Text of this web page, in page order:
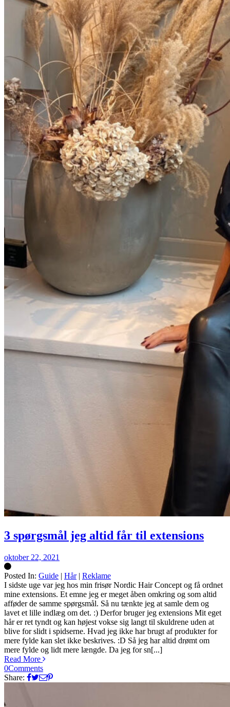
3 spørgsmål jeg altid får til extensions
oktober 22, 2021
Posted In: Guide | Hår| Reklame
Silke
I sidste uge var jeg hos min frisør Nordic Hair Concept og få ordnet
mine extensions. Et emne jeg er meget åben omkring og som altid
afføder de samme spørgsmål. Så nu tænkte jeg at samle dem og
lavet et lille indlæg om det. :) Derfor bruger jeg extensions Mit eget
hår er ret tyndt og kan højest vokse sig langt til skuldrene uden at
blive for slidt i spidserne. Hvad jeg ikke har brugt af produkter for
mere fylde kan slet ikke beskrives. :D Så jeg har altid drømt om
mere fylde og lidt mere længde. Da jeg for sn[...]
Read More
0Comments
Share: